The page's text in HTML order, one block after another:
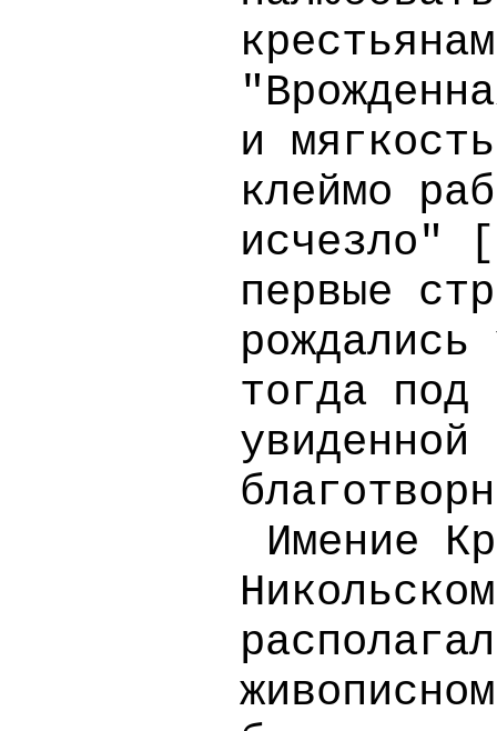
и
клеймо
исчезло" [
первые
тогда под
увиденной
Имение
Никольском